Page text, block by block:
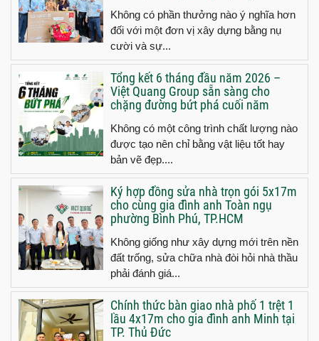
Không có phần thưởng nào ý nghĩa hơn
đối với một đơn vị xây dựng bằng nụ
cười và sự...
Tổng kết 6 tháng đầu năm 2026 –
Việt Quang Group sẵn sàng cho
chặng đường bứt phá cuối năm
Không có một công trình chất lượng nào
được tạo nên chỉ bằng vật liệu tốt hay
bản vẽ đẹp....
Ký hợp đồng sửa nhà trọn gói 5x17m
cho cùng gia đình anh Toàn ngụ
phường Bình Phú, TP.HCM
Không giống như xây dựng mới trên nền
đất trống, sửa chữa nhà đòi hỏi nhà thầu
phải đánh giá...
Chính thức bàn giao nhà phố 1 trệt 1
lầu 4x17m cho gia đình anh Minh tại
TP. Thủ Đức